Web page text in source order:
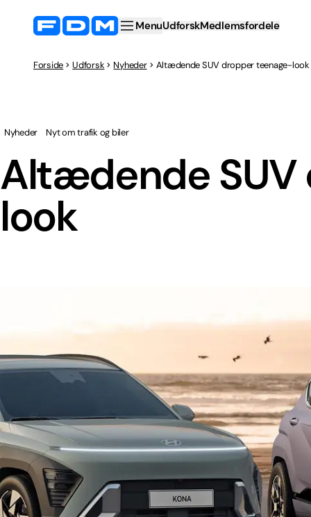
MenuUdforskMedlemsfordele
Forside Udforsk Nyheder Altædende SUV dropper teenage-look
Altædende
look
Nyheder Nyt om trafik og biler